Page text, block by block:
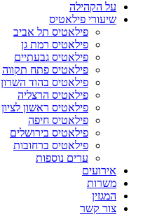
על הקהילה
שיעורי פילאטיס
פילאטיס תל אביב
פילאטיס רמת גן
פילאטיס גבעתיים
פילאטיס פתח תקווה
פילאטיס בהוד השרון
פילאטיס הרצליה
פילאטיס ראשון לציון
פילאטיס חיפה
פילאטיס בירושלים
פילאטיס ברחובות
ערים נוספות
אירועים
משרות
המגזין
צור קשר